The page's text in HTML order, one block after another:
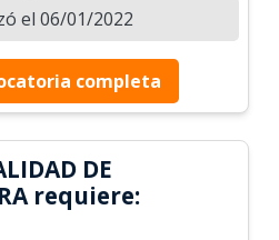
el 06/01/2022
completa
DE
requiere: